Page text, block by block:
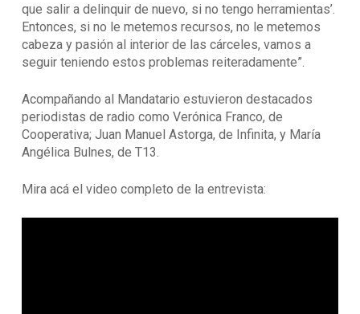
que salir a delinquir de nuevo, si no tengo herramientas’.
Entonces, si no le metemos recursos, no le metemos
cabeza y pasión al interior de las cárceles, vamos a
seguir teniendo estos problemas reiteradamente”.
Acompañando al Mandatario estuvieron destacados
periodistas de radio como Verónica Franco, de
Cooperativa; Juan Manuel Astorga, de Infinita, y María
Angélica Bulnes, de T13.
Mira acá el video completo de la entrevista: